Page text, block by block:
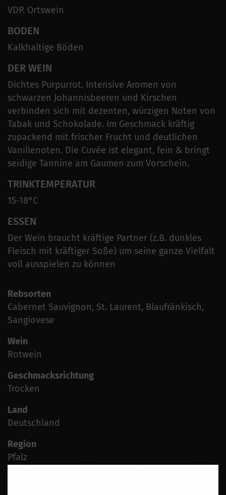
VDP. Ortswein
BODEN
Kalkhaltige Böden
DER WEIN
Dichtes Purpurrot. Intensive Aromen von
schwarzen Johannisbeeren und Kirschen
verbinden sich mit dezenten, würzigen Noten von
Tabak und Schokolade. Im Geschmack kräftig
zupackend mit frischer Frucht und deutlichen
Vanillenoten. Die Cuvée ist elegant, fein & bringt
seidige Tannine am Gaumen zum Vorschein.
TRINKTEMPERATUR
15-18°C
ESSEN
Der Wein braucht kräftige Partner (z.B. dunkles
Fleisch mit kräftiger Soße) um seine ganze Vielfalt
voll ausspielen zu können
Rebsorten
Cabernet Sauvignon, St. Laurent, Blaufränkisch,
Sangiovese
Wein
Rotwein
Geschmacksrichtung
Trocken
Land
Deutschland
Region
Pfalz